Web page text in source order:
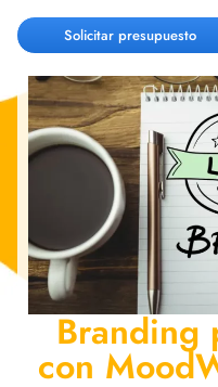
Solicitar presupuesto
Branding
con